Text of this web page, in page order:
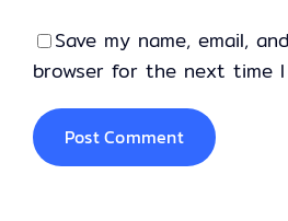
Save my name, email,
browser for the next time I